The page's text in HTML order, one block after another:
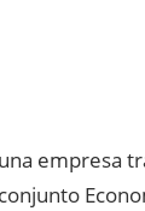
empresa